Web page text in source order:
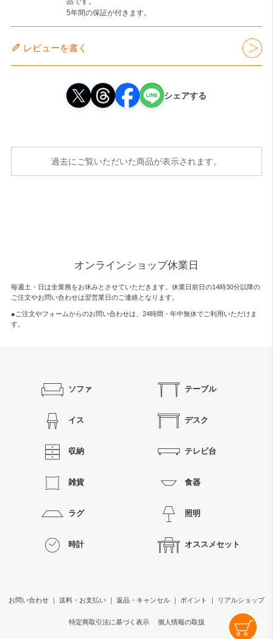
5年間の保証が付きます。
レビューを書く
シェアする
過去にご覧いただいた商品が表示されます。
オンラインショップ休業日
毎週土・日は全業務をお休みとさせていただきます。休業日前日の14時30分以降の
ご注文やお問い合わせは翌営業日のご連絡となります。
●ご注文やフォームからのお問い合わせは、 24時間・年中無休でご利用いただけま
す。
ソファ テーブル
イス デスク
収納 テレビ台
雑貨 食器
ラグ 照明
時計 オススメセット
お問い合わせ 送料・お支払い 返品・キャンセル ポイント リアルショップ
特定商取引法に基づく表示 個人情報の取扱